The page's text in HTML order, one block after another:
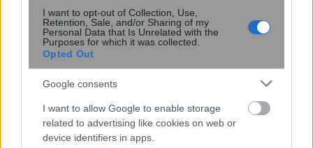
I want to opt-out of Collection, Use,
Retention, Sale, and/or Sharing of my
Personal Data that Is Unrelated with the
Purposes for which it was collected.
Opted Out
Google consents
I want to allow Google to enable storage
related to advertising like cookies on web or
device identifiers in apps.
, 1 Αυγούστου 2026 ||